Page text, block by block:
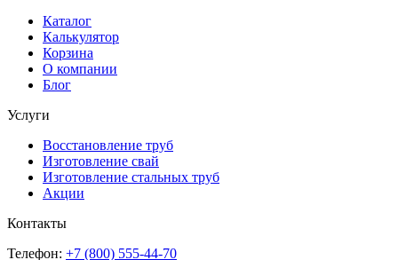
Каталог
Калькулятор
Корзина
О компании
Блог
Услуги
Восстановление труб
Изготовление свай
Изготовление стальных труб
Акции
Контакты
Телефон: +7 (800) 555-44-70